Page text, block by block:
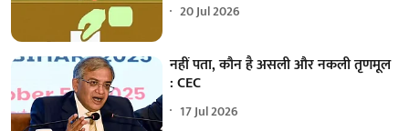
20 Jul 2026
नहीं पता, कौन है असली और नकली तृणमूल
: CEC
17 Jul 2026